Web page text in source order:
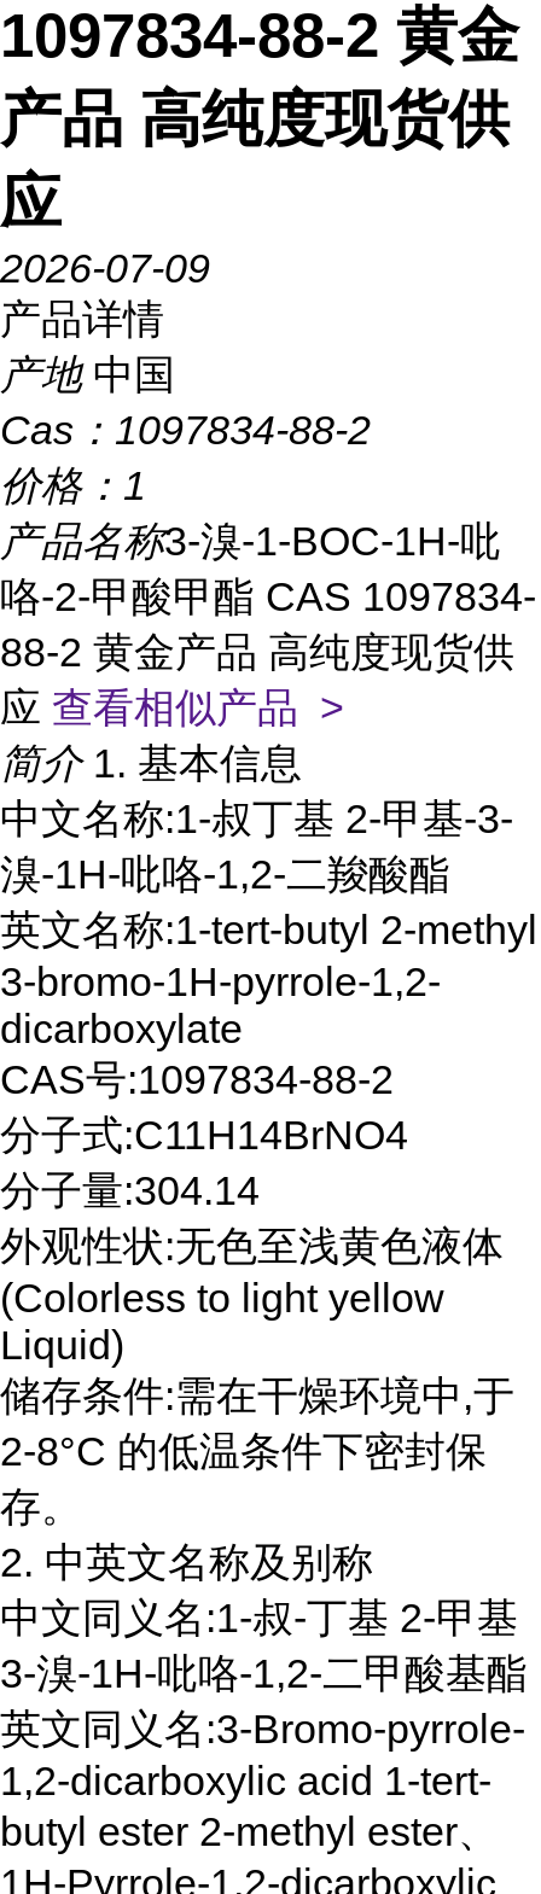
1097834-88-2 黄金
产品 高纯度现货供
应
2026-07-09
产品详情
产地 中国
Cas： 1097834-88-2
价格： 1
产品名称3-溴-1-BOC-1H-吡
咯-2-甲酸甲酯 CAS 1097834-
88-2 黄金产品 高纯度现货供
应 查看相似产品 >
简介 1. 基本信息
中文名称:1-叔丁基 2-甲基-3-
溴-1H-吡咯-1,2-二羧酸酯
英文名称:1-tert-butyl 2-methyl
3-bromo-1H-pyrrole-1,2-
dicarboxylate
CAS号:1097834-88-2
分子式:C11H14BrNO4
分子量:304.14
外观性状:无色至浅黄色液体
(Colorless to light yellow
Liquid)
储存条件:需在干燥环境中,于
2-8°C 的低温条件下密封保
存。
2. 中英文名称及别称
中文同义名:1-叔-丁基 2-甲基
3-溴-1H-吡咯-1,2-二甲酸基酯
英文同义名:3-Bromo-pyrrole-
1,2-dicarboxylic acid 1-tert-
butyl ester 2-methyl ester、
1H-Pyrrole-1,2-dicarboxylic